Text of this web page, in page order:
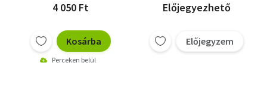
4 050 Ft
Kosárba
Perceken belül
Előjegyezhető
Előjegyzem